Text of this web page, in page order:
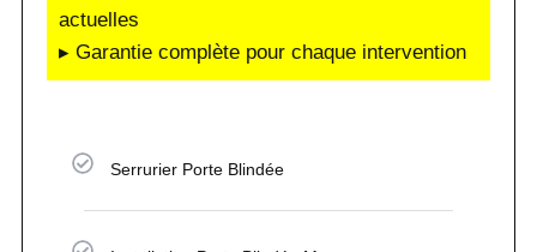
actuelles
▸ Garantie complète pour chaque intervention
Serrurier Porte Blindée